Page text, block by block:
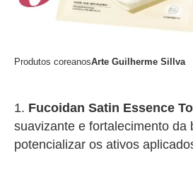
Produtos coreanosArte Guilherme Sillva
Fucoidan Satin Essence
suavizante e fortalecimento
potencializar os ativos